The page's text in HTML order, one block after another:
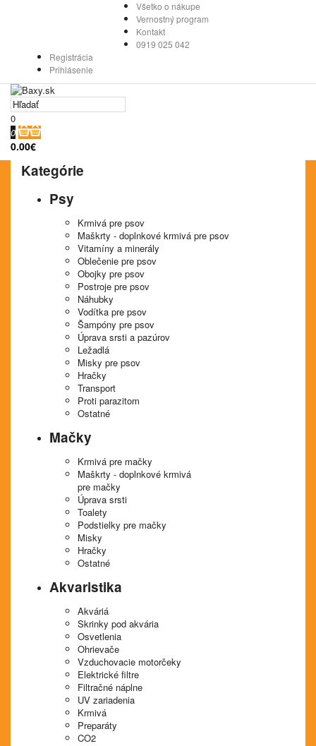
Všetko o nákupe
Vernostný program
Kontakt
0919 025 042
Registrácia
Prihlásenie
0
0
0.00€
Kategórie
Psy
Krmivá pre psov
Maškrty - doplnkové krmivá pre psov
Vitamíny a minerály
Oblečenie pre psov
Obojky pre psov
Postroje pre psov
Náhubky
Vodítka pre psov
Šampóny pre psov
Úprava srsti a pazúrov
Ležadlá
Misky pre psov
Hračky
Transport
Proti parazitom
Ostatné
Mačky
Krmivá pre mačky
Maškrty - doplnkové krmivá
pre mačky
Úprava srsti
Toalety
Podstielky pre mačky
Misky
Hračky
Ostatné
Akvaristika
Akváriá
Skrinky pod akvária
Osvetlenia
Ohrievače
Vzduchovacie motorčeky
Elektrické filtre
Filtračné náplne
UV zariadenia
Krmivá
Preparáty
CO2